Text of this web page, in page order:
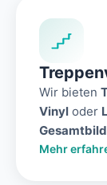
Wir bieten
Vinyl oder
Gesamtbild
Mehr